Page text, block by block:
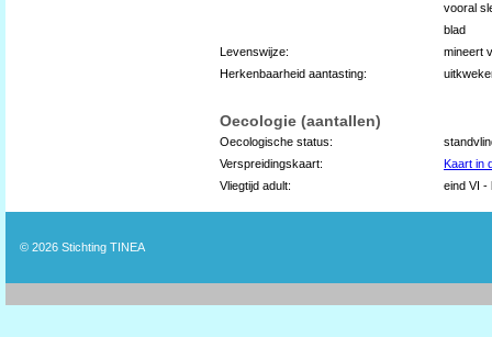
vooral
blad
Levenswijze:
mineert
Herkenbaarheid aantasting:
Oecologie (aantallen)
Oecologische status:
Verspreidingskaart:
Kaart in
Vliegtijd adult:
eind VI -
© 2026 Stichting TINEA